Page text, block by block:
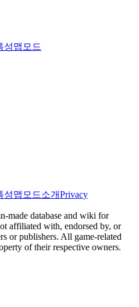
성맵 모드
성맵 모드소개Privacy
made database and wiki for
affiliated with, endorsed by, or
or publishers. All game-related
of their respective owners.